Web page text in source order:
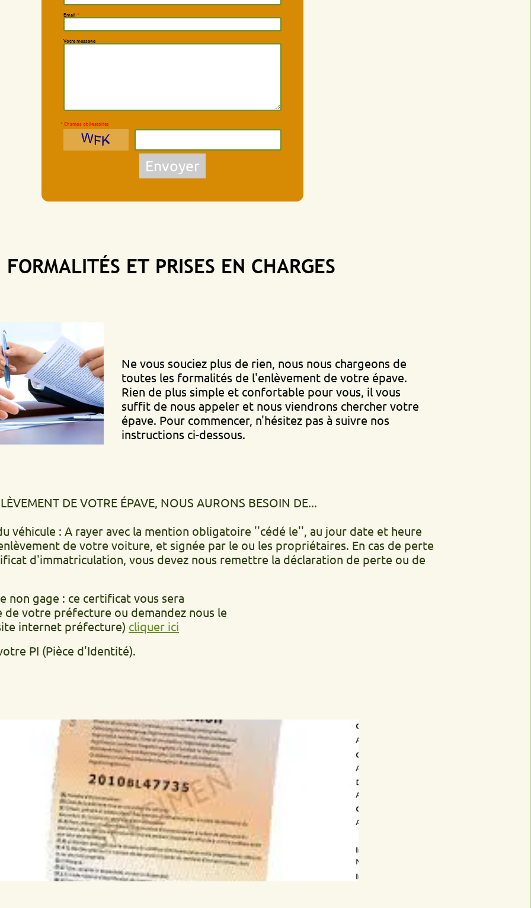
* Champs obligatoires
Envoyer
ET PRISES EN CHARGES
Ne vous souciez plus de rien, nous nous chargeons de
toutes les formalités de l'enlèvement de votre épave.
Rien de plus simple et confortable pour vous, il vous
suffit de nous appeler et nous viendrons chercher votre
épave. Pour commencer, n'hésitez pas à suivre nos
instructions ci-dessous.
DE VOTRE ÉPAVE, NOUS AURONS BESOIN DE...
: A rayer avec la mention obligatoire ''cédé le'', au jour date et heure
de votre voiture, et signée par le ou les propriétaires. En cas de perte
vous devez nous remettre la déclaration de perte ou de
: ce certificat vous sera
préfecture ou demandez nous le
préfecture)cliquer ici
d'Identité).